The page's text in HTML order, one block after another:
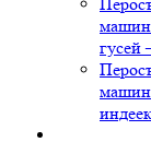
гусей
индеек